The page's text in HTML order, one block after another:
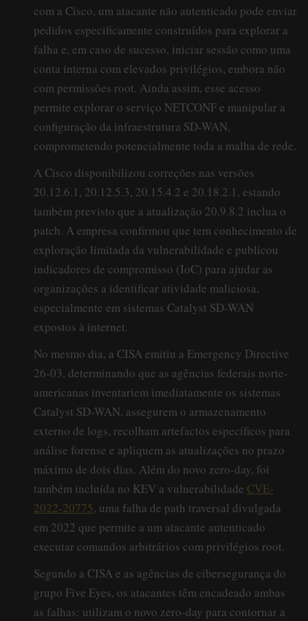
com a Cisco, um atacante não autenticado pode enviar
pedidos especificamente construídos para explorar a
falha e, em caso de sucesso, iniciar sessão como uma
conta interna com elevados privilégios, embora não
com permissões root. Ainda assim, esse acesso
permite explorar o serviço NETCONF e manipular a
configuração da infraestrutura SD-WAN,
comprometendo potencialmente toda a malha de rede.
A Cisco disponibilizou correções nas versões
20.12.6.1, 20.12.5.3, 20.15.4.2 e 20.18.2.1, estando
também previsto que a atualização 20.9.8.2 inclua o
patch. A empresa confirmou que tem conhecimento de
exploração limitada da vulnerabilidade e publicou
indicadores de compromisso (IoC) para ajudar as
organizações a identificar atividade maliciosa,
especialmente em sistemas Catalyst SD-WAN
expostos à internet.
No mesmo dia, a CISA emitiu a Emergency Directive
26-03, determinando que as agências federais norte-
americanas inventariem imediatamente os sistemas
Catalyst SD-WAN, assegurem o armazenamento
externo de logs, recolham artefactos específicos para
análise forense e apliquem as atualizações no prazo
máximo de dois dias. Além do novo zero-day, foi
também incluída no KEV a vulnerabilidade CVE-
2022-20775, uma falha de path traversal divulgada
em 2022 que permite a um atacante autenticado
executar comandos arbitrários com privilégios root.
Segundo a CISA e as agências de cibersegurança do
grupo Five Eyes, os atacantes têm encadeado ambas
as falhas: utilizam o novo zero-day para contornar a